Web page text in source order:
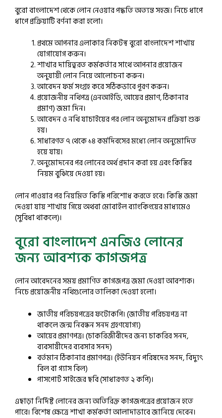
বুরো বাংলাদেশ থেকে লোন নেওয়ার পদ্ধতি অত্যন্ত সহজ। নিচে ধাপে
ধাপে প্রক্রিয়াটি বর্ণনা করা হলো।
প্রথমে আপনার এলাকার নিকটস্থ বুরো বাংলাদেশ শাখায়
যোগাযোগ করুন।
শাখার দায়িত্বরত কর্মকর্তার সাথে আপনার প্রয়োজন
অনুযায়ী লোন নিয়ে আলোচনা করুন।
আবেদন ফর্ম সংগ্রহ করে সঠিকভাবে পূরণ করুন।
প্রয়োজনীয় নথিপত্র (এনআইডি, আয়ের প্রমাণ, ঠিকানার
প্রমাণ) জমা দিন।
আবেদন ও নথি যাচাইয়ের পর লোন অনুমোদন প্রক্রিয়া শুরু
হয়।
সাধারণত ৭ থেকে ১৪ কর্মদিবসের মধ্যে লোন অনুমোদিত
হয়ে যায়।
অনুমোদনের পর লোনের অর্থ প্রদান করা হয় এবং কিস্তির
নিয়ম বুঝিয়ে দেওয়া হয়।
লোন পাওয়ার পর নিয়মিত কিস্তি পরিশোধ করতে হবে। কিস্তি জমা
দেওয়া যায় শাখায় গিয়ে অথবা মোবাইল ব্যাংকিংয়ের মাধ্যমেও
(সুবিধা থাকলে)।
বুরো বাংলাদেশ এনজিও লোনের
জন্য আবশ্যক কাগজপত্র
লোন আবেদনের সময় প্রমাণিত কাগজপত্র জমা দেওয়া আবশ্যক।
নিচে প্রয়োজনীয় নথিগুলোর তালিকা দেওয়া হলো।
জাতীয় পরিচয়পত্রের ফটোকপি। (জাতীয় পরিচয়পত্র না
থাকলে জন্ম নিবন্ধন সনদ গ্রহণযোগ্য)
আয়ের প্রমাণপত্র। (চাকরিজীবীদের জন্য চাকরির সনদ,
ব্যবসায়ীদের ব্যবসার সনদ)
বর্তমান ঠিকানার প্রমাণপত্র। (ইউনিয়ন পরিষদের সনদ, বিদ্যুৎ
বিল বা গ্যাস বিল)
পাসপোর্ট সাইজের ছবি (সাধারণত ২ কপি)।
এছাড়া নির্দিষ্ট লোনের জন্য অতিরিক্ত কাগজপত্রের প্রয়োজন হতে
পারে। বিশেষ ক্ষেত্রে শাখা কর্মকর্তা আলাদাভাবে জানিয়ে দেবেন।